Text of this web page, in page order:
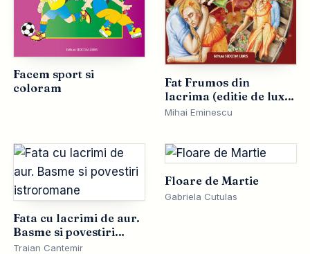
Facem sport si
coloram
Fat Frumos din
lacrima (editie de lux
cartonata A4, full
Mihai Eminescu
Fata cu lacrimi de aur.
Basme si povestiri
istroromane
Traian Cantemir
Floare de Martie
Gabriela Cutulas